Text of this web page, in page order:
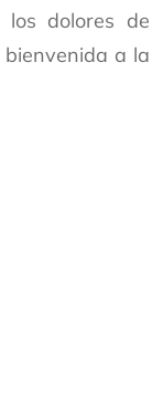
dolores de
a la